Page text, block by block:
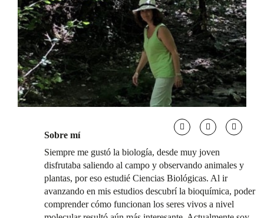
Sobre mí
Siempre me gustó la biología, desde muy joven
disfrutaba saliendo al campo y observando animales y
plantas, por eso estudié Ciencias Biológicas. Al ir
avanzando en mis estudios descubrí la bioquímica, poder
comprender cómo funcionan los seres vivos a nivel